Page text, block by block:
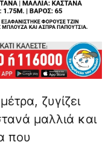
ζυγίζει
μαλλιά και
που